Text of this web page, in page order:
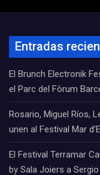
Entradas
El Brunch Electronik
el Parc del Fòrum
Rosario, Miguel Ríos,
unen al Festival Mar
El Festival Terramar
by Sala Joiers a Sergio